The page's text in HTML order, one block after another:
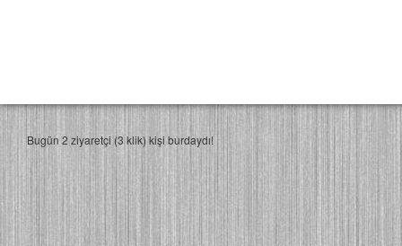
Bugün 2 ziyaretçi (3 klik) kişi burdaydı!